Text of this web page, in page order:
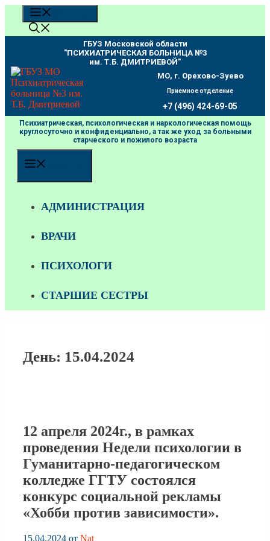
Перейти
содержимому
ГБУЗ Московской области
"ПCИХИАТРИЧЕСКАЯ БОЛЬНИЦА №3
им. Т.Б. ДМИТРИЕВОЙ"
МО, г. Орехово-Зуево
Приемное отделение
+7 (496) 424-69-05
Психиатрическая, психологическая и наркологическая помощь
круглосуточно и конфиденциально, а так же уход за больными
старческого и пожилого возраста
АДМИНИСТРАЦИЯ
ВРАЧИ
ПСИХОЛОГИ
СТАРШИЕ СЕСТРЫ
День: 15.04.2024
12 апреля 2024г., в рамках
проведения Недели психологии в
Гуманитарно-педагогическом
колледже ГГТУ состоялся
конкурс социальной рекламы
«Хобби против зависимости».
15.04.2024 от Nat